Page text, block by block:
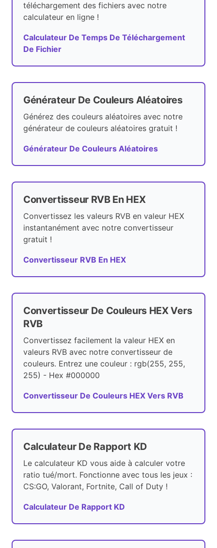
téléchargement des fichiers avec notre
calculateur en ligne !
Calculateur De Temps De Téléchargement
De Fichier
Générateur De Couleurs Aléatoires
Générez des couleurs aléatoires avec notre
générateur de couleurs aléatoires gratuit !
Générateur De Couleurs Aléatoires
Convertisseur RVB En HEX
Convertissez les valeurs RVB en valeur HEX
instantanément avec notre convertisseur
gratuit !
Convertisseur RVB En HEX
Convertisseur De Couleurs HEX Vers
RVB
Convertissez facilement la valeur HEX en
valeurs RVB avec notre convertisseur de
couleurs. Entrez une couleur : rgb(255, 255,
255) - Hex #000000
Convertisseur De Couleurs HEX Vers RVB
Calculateur De Rapport KD
Le calculateur KD vous aide à calculer votre
ratio tué/mort. Fonctionne avec tous les jeux :
CS:GO, Valorant, Fortnite, Call of Duty !
Calculateur De Rapport KD